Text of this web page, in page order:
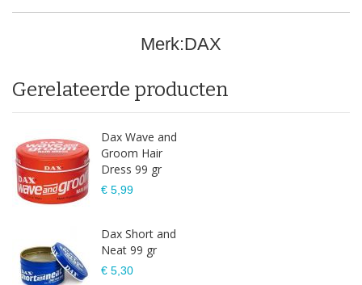
Merk:DAX
Gerelateerde producten
Dax Wave and
Groom Hair
Dress 99 gr
€ 5,99
Dax Short and
Neat 99 gr
€ 5,30